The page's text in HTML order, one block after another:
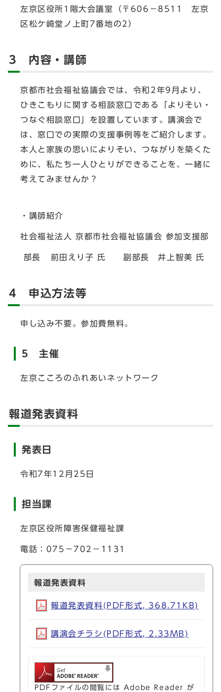
左京区役所1階大会議室（〒606－8511 左京
区松ケ崎堂ノ上町7番地の2）
3 内容・講師
京都市社会福祉協議会では、令和2年9月より、
ひきこもりに関する相談窓口である「よりそい・
つなぐ相談窓口」を設置しています。講演会で
は、窓口での実際の支援事例等をご紹介します。
本人と家族の思いによりそい、つながりを築くた
めに、私たち一人ひとりができることを、一緒に
考えてみませんか？
・講師紹介
社会福祉法人 京都市社会福祉協議会 参加支援部
部長 前田えり子 氏 副部長 井上智美 氏
4 申込方法等
申し込み不要。参加費無料。
5 主催
左京こころのふれあいネットワーク
報道発表資料
発表日
令和7年12月25日
担当課
左京区役所障害保健福祉課
電話：075－702－1131
報道発表資料
報道発表資料(PDF形式, 368.71KB)
講演会チラシ(PDF形式, 2.33MB)
PDFファイルの閲覧には Adobe Reader が